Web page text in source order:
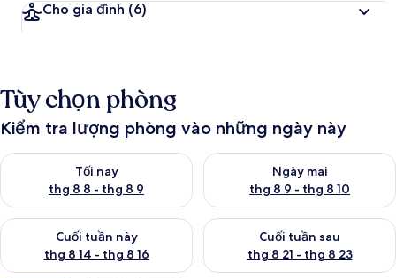
Cho gia đình (6)
Tùy chọn phòng
Kiểm tra lượng phòng vào những ngày này
Tối nay
thg 8 8 - thg 8 9
Kiểm tra lượng phòng tối nay từ thg 8 8 - thg 8 9
Ngày mai
thg 8 9 - thg 8 10
Kiểm tra lượng phòng ngày
Cuối tuần này
thg 8 14 - thg 8 16
Kiểm tra lượng phòng cuối tuần này từ thg 8 14 - thg 8 16
Cuối tuần sau
thg 8 21 - thg 8 23
Kiểm tra lượng phòng cuối